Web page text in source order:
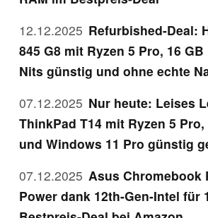
12.12.2025 Refurbished-Deal:
845 G8 mit Ryzen 5 Pro, 16
Nits günstig und ohne echte
07.12.2025 Nur heute: Leises
ThinkPad T14 mit Ryzen 5 Pro,
und Windows 11 Pro günstig
07.12.2025 Asus Chromebook
Power dank 12th-Gen-Intel für